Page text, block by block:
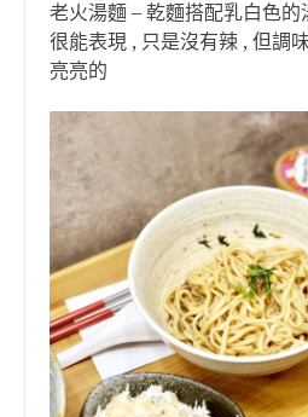
老火湯麵 – 乾麵搭配乳白色的
很能表現 , 只是沒有辣 , 但調
亮亮的